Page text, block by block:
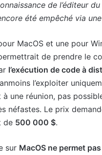
de l’éditeur
été empêché via
MacOS et une pour
de prendre le
l’exécution de code à
l’exploiter
une réunion, pas
néfastes. Le prix
de 500 000 $.
sur MacOS ne permet